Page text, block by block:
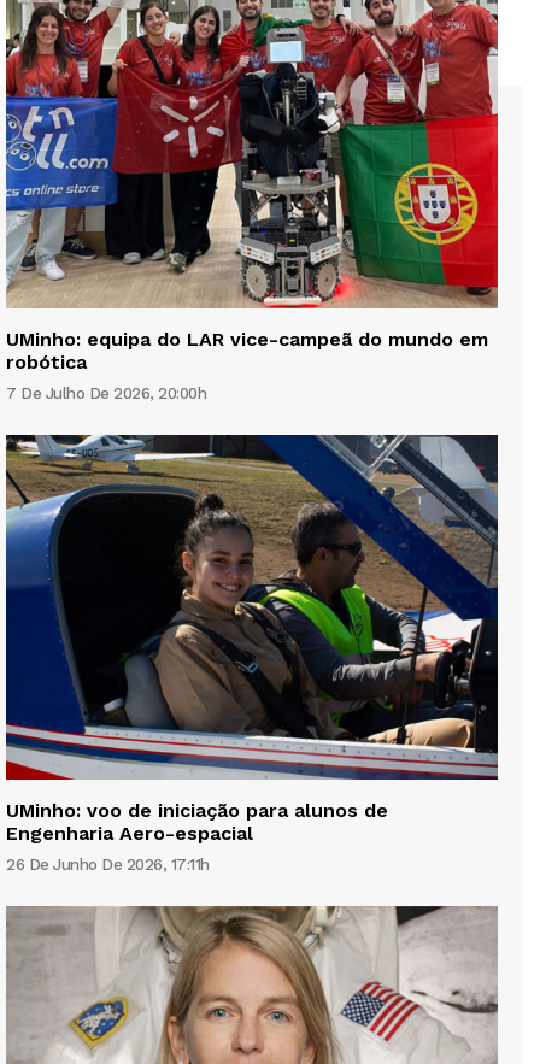
UMinho: equipa do LAR vice-campeã do mundo em
robótica
7 De Julho De 2026, 20:00h
UMinho: voo de iniciação para alunos de
Engenharia Aero-espacial
26 De Junho De 2026, 17:11h